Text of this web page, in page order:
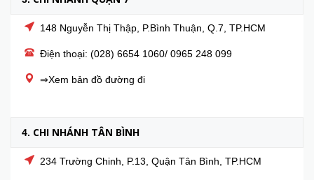
148 Nguyễn Thị Thập, P.Bình Thuận, Q.7, TP.HCM
Điện thoại: (028) 6654 1060/ 0965 248 099
⇒Xem bản đồ đường đi
4. CHI NHÁNH TÂN BÌNH
234 Trường Chinh, P.13, Quận Tân Bình, TP.HCM